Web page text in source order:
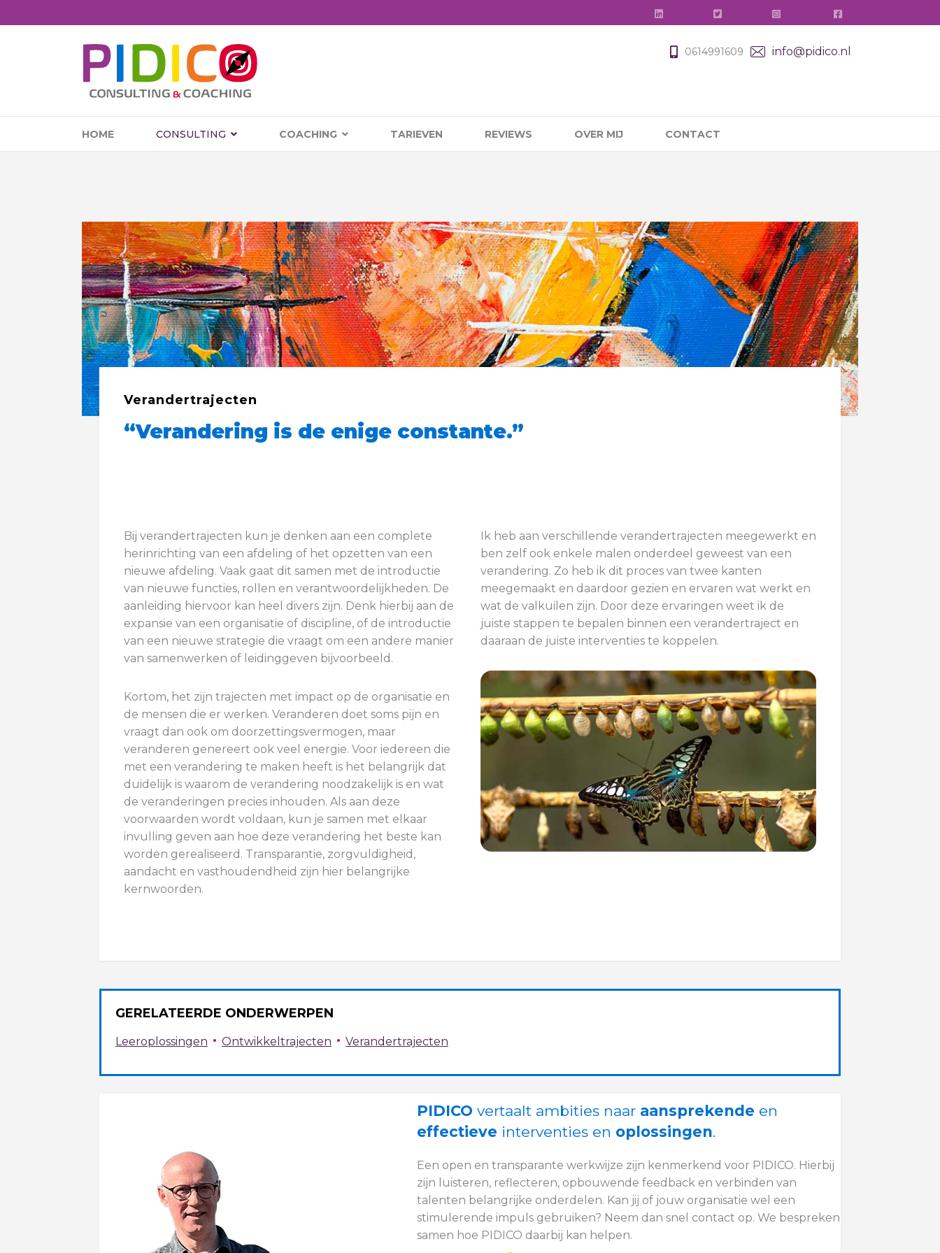
0614991609 info@pidico.nl
HOME CONSULTING COACHING TARIEVEN REVIEWS OVER MIJ CONTACT
Verandertrajecten
“Verandering is de enige constante.”
Bij verandertrajecten kun je denken aan een complete
herinrichting van een afdeling of het opzetten van een
nieuwe afdeling. Vaak gaat dit samen met de introductie
van nieuwe functies, rollen en verantwoordelijkheden. De
aanleiding hiervoor kan heel divers zijn. Denk hierbij aan de
expansie van een organisatie of discipline, of de introductie
van een nieuwe strategie die vraagt om een andere manier
van samenwerken of leidinggeven bijvoorbeeld.
Kortom, het zijn trajecten met impact op de organisatie en
de mensen die er werken. Veranderen doet soms pijn en
vraagt dan ook om doorzettingsvermogen, maar
veranderen genereert ook veel energie. Voor iedereen die
met een verandering te maken heeft is het belangrijk dat
duidelijk is waarom de verandering noodzakelijk is en wat
de veranderingen precies inhouden. Als aan deze
voorwaarden wordt voldaan, kun je samen met elkaar
invulling geven aan hoe deze verandering het beste kan
worden gerealiseerd. Transparantie, zorgvuldigheid,
aandacht en vasthoudendheid zijn hier belangrijke
kernwoorden.
Ik heb aan verschillende verandertrajecten meegewerkt en
ben zelf ook enkele malen onderdeel geweest van een
verandering. Zo heb ik dit proces van twee kanten
meegemaakt en daardoor gezien en ervaren wat werkt en
wat de valkuilen zijn. Door deze ervaringen weet ik de
juiste stappen te bepalen binnen een verandertraject en
daaraan de juiste interventies te koppelen.
GERELATEERDE ONDERWERPEN
Leeroplossingen • Ontwikkeltrajecten • Verandertrajecten
PIDICO vertaalt ambities naar aansprekende en
effectieve interventies en oplossingen.
Een open en transparante werkwijze zijn kenmerkend voor PIDICO. Hierbij
zijn luisteren, reflecteren, opbouwende feedback en verbinden van
talenten belangrijke onderdelen. Kan jij of jouw organisatie wel een
stimulerende impuls gebruiken? Neem dan snel contact op. We bespreken
samen hoe PIDICO daarbij kan helpen.